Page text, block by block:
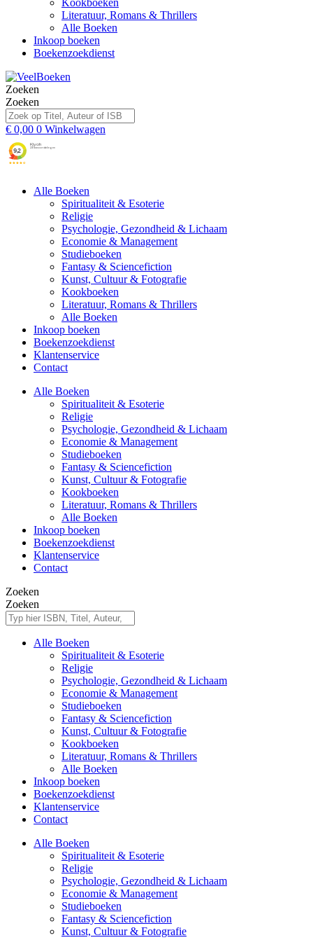
Literatuur, Romans & Thrillers
Alle Boeken
Inkoop boeken
Boekenzoekdienst
Zoeken
Zoeken
€ 0,00 0 Winkelwagen
Alle Boeken
Spiritualiteit & Esoterie
Religie
Psychologie, Gezondheid & Lichaam
Economie & Management
Studieboeken
Fantasy & Sciencefiction
Kunst, Cultuur & Fotografie
Kookboeken
Literatuur, Romans & Thrillers
Alle Boeken
Inkoop boeken
Boekenzoekdienst
Klantenservice
Contact
Alle Boeken
Spiritualiteit & Esoterie
Religie
Psychologie, Gezondheid & Lichaam
Economie & Management
Studieboeken
Fantasy & Sciencefiction
Kunst, Cultuur & Fotografie
Kookboeken
Literatuur, Romans & Thrillers
Alle Boeken
Inkoop boeken
Boekenzoekdienst
Klantenservice
Contact
Zoeken
Zoeken
Alle Boeken
Spiritualiteit & Esoterie
Religie
Psychologie, Gezondheid & Lichaam
Economie & Management
Studieboeken
Fantasy & Sciencefiction
Kunst, Cultuur & Fotografie
Kookboeken
Literatuur, Romans & Thrillers
Alle Boeken
Inkoop boeken
Boekenzoekdienst
Klantenservice
Contact
Alle Boeken
Spiritualiteit & Esoterie
Religie
Psychologie, Gezondheid & Lichaam
Economie & Management
Studieboeken
Fantasy & Sciencefiction
Kunst, Cultuur & Fotografie